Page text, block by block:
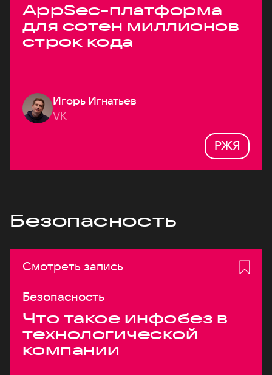
AppSec-платформа
для сотен миллионов
строк кода
Игорь Игнатьев
VK
РЖЯ
Безопасность
Смотреть запись
Безопасность
Что такое инфобез в
технологической
компании